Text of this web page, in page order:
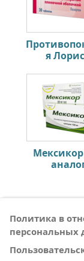
я
Политика в
персональных